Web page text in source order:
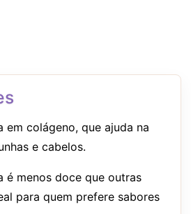
em colágeno, que ajuda na
e cabelos.
é menos doce que outras
para quem prefere sabores